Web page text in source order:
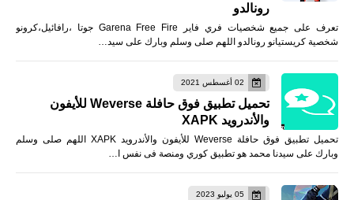
رونالدو
تعرف على جميع شخصيات فري فاير Garena Free Fire جوتا ،رافائيل،كرونو
شخصية كريستيانو رونالدو اللهم صلى وسلم وبارك على سيد…
02 أغسطس 2021
تحميل تطبيق فوق حافلة Weverse للأيفون
والأندرويد XAPK
تحميل تطبيق فوق حافلة Weverse للأيفون والأندرويد XAPK اللهم صلى وسلم
وبارك على سيدنا محمد هو تطبيق كوري ومنصة فى نفس ا…
05 يوليو 2023